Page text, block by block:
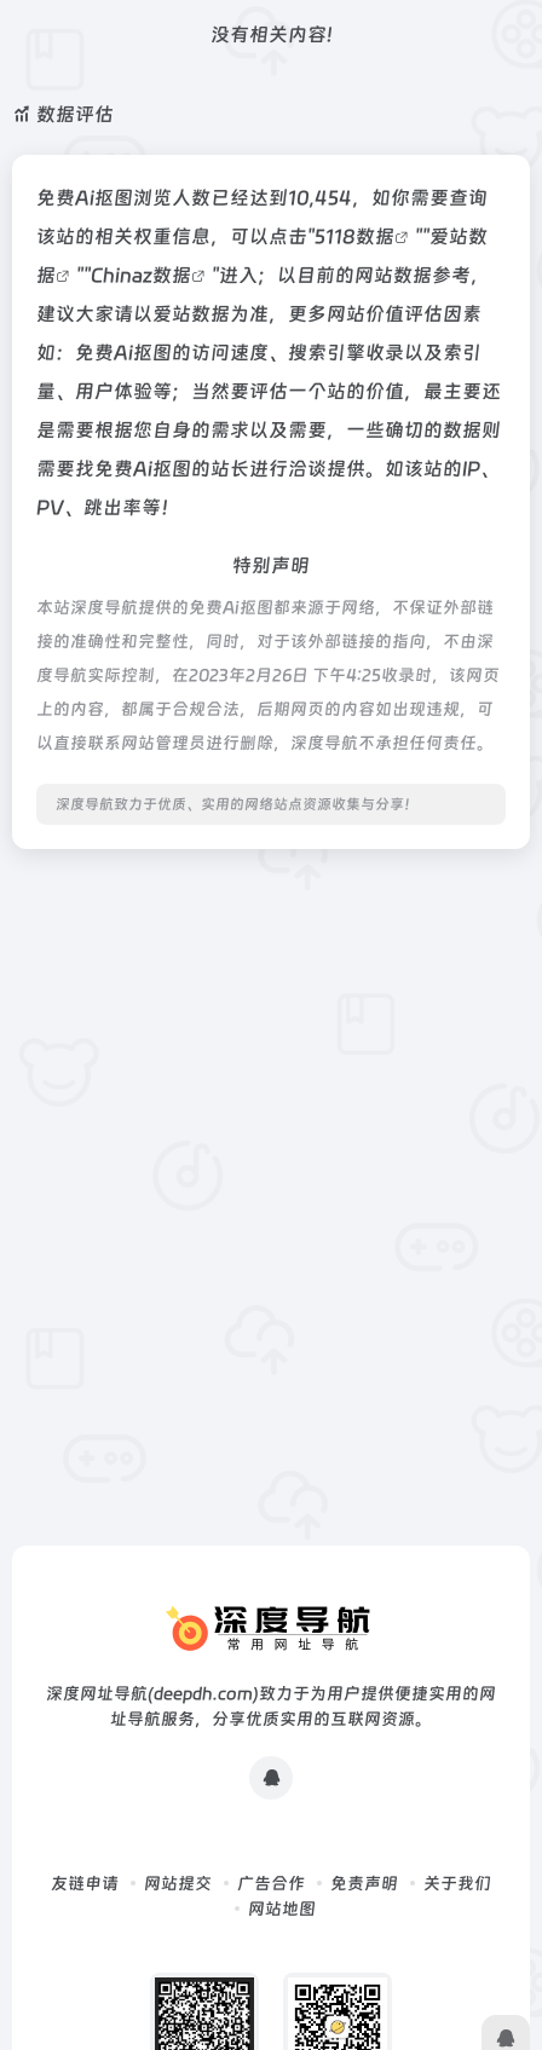
没有相关内容!
数据评估
免费Ai抠图浏览人数已经达到10,454，如你需要查询
该站的相关权重信息，可以点击"5118数据 ""爱站数
据
""Chinaz数据
"进入；以目前的网站数据参考，
建议大家请以爱站数据为准，更多网站价值评估因素
如：免费Ai抠图的访问速度、搜索引擎收录以及索引
量、用户体验等；当然要评估一个站的价值，最主要还
是需要根据您自身的需求以及需要，一些确切的数据则
需要找免费Ai抠图的站长进行洽谈提供。如该站的IP、
PV、跳出率等！
特别声明
本站深度导航提供的免费Ai抠图都来源于网络，不保证外部链
接的准确性和完整性，同时，对于该外部链接的指向，不由深
度导航实际控制，在2023年2月26日 下午4:25收录时，该网页
上的内容，都属于合规合法，后期网页的内容如出现违规，可
以直接联系网站管理员进行删除，深度导航不承担任何责任。
深度导航致力于优质、实用的网络站点资源收集与分享！
深度网址导航(deepdh.com)致力于为用户提供便捷实用的网
址导航服务，分享优质实用的互联网资源。
友链申请 网站提交 广告合作 免责声明
关于我们
网站地图